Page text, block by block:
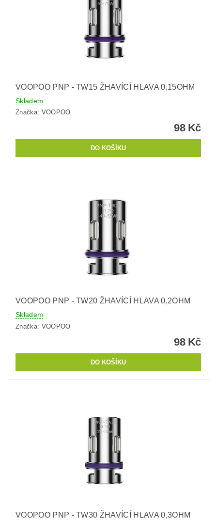
VOOPOO PNP - TW15 ŽHAVÍCÍ HLAVA 0,15OHM
Skladem
Značka: VOOPOO
98 Kč
VOOPOO PNP - TW20 ŽHAVÍCÍ HLAVA 0,2OHM
Skladem
Značka: VOOPOO
98 Kč
VOOPOO PNP - TW30 ŽHAVÍCÍ HLAVA 0,3OHM